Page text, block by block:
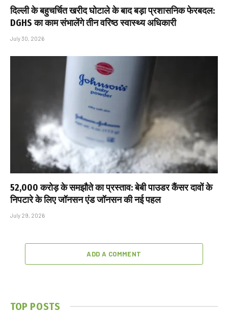
दिल्ली के बहुचर्चित खरीद घोटाले के बाद बड़ा प्रशासनिक फेरबदल:
DGHS का काम संभालेंगे तीन वरिष्ठ स्वास्थ्य अधिकारी
July 30, 2026
₹52,000 करोड़ के समझौते का प्रस्ताव: बेबी पाउडर कैंसर दावों के
निपटारे के लिए जॉनसन एंड जॉनसन की नई पहल
July 29, 2026
ADD A COMMENT
TOP POSTS